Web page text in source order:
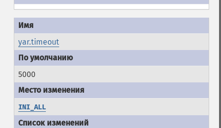
yar.timeout
5000
INI_ALL